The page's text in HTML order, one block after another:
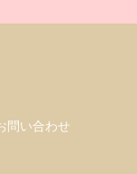
問い合わせ